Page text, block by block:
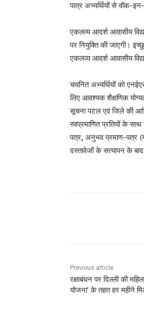
पात्र अभ्यर्थियों से वॉक-
एकलव्य आदर्श आवासीय
पर नियुक्ति की जाएगी।
एकलव्य आदर्श आवासीय
चयनित अभ्यर्थियों को
लिए आवश्यक शैक्षणिक
सूचना पटल एवं जिले की
स्वप्रमाणित प्रतियों के
पत्र, अनुभव प्रमाण-पत्र
दस्तावेजों के सत्यापन के बाद
Previous article
रक्षाबंधन पर दिल्ली की
योजना’ के तहत हर महीने